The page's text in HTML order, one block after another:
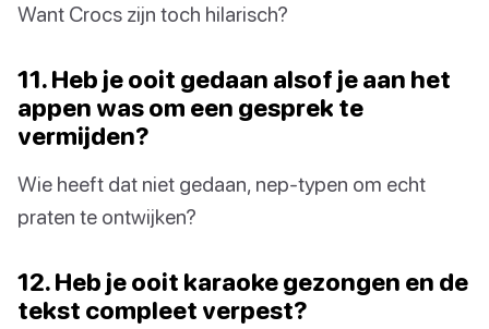
Want Crocs zijn toch hilarisch?
11. Heb je ooit gedaan alsof je aan het
appen was om een gesprek te
vermijden?
Wie heeft dat niet gedaan, nep-typen om echt
praten te ontwijken?
12. Heb je ooit karaoke gezongen en de
tekst compleet verpest?